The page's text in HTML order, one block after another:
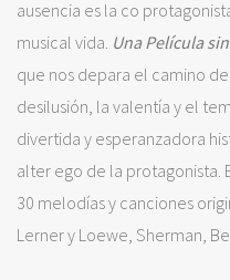
ausencia es la co
musical vida. Una Película
que nos depara el camino
desilusión, la valentía y el
divertida y esperanzadora
alter ego de la protagonista.
30 melodías y canciones
Lerner y Loewe, Sherman,